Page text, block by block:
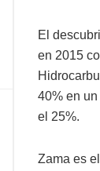
El
en 2015
40% en
el 25%.
Zama es